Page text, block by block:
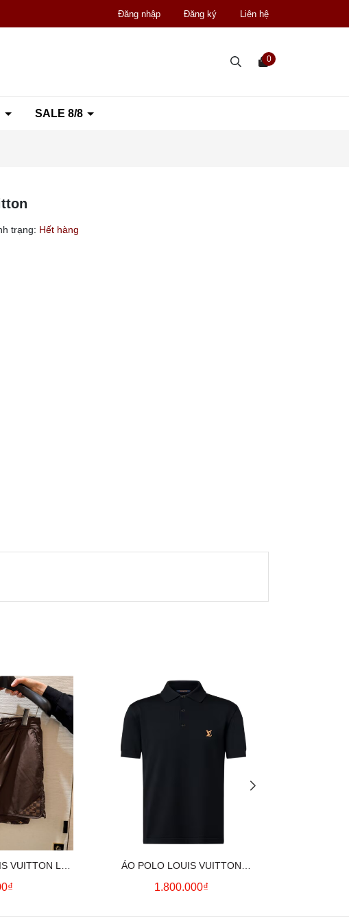
Đăng nhập Đăng ký Liên hệ
SALE 8/8
0
trạng: Hết hàng
VUITTON LV
(BROWN)
ÁO POLO LOUIS VUITTON
SIGNATURE LOGO (BLACK)
1.800.000₫